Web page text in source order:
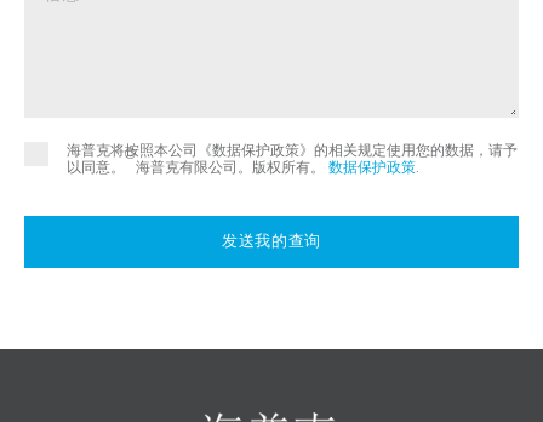
海普克将按照本公司《数据保护政策》的相关规定使用您的数据，请予
以同意。
©
海普克有限公司。版权所有。 数据保护政策.
发送我的查询